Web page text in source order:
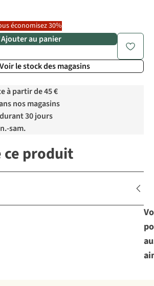
économisez 30%
Ajouter au panier
Voir le stock des magasins
à partir de 45 €
nos magasins
30 jours
sam.
ce produit